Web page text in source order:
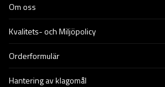
Om oss
Kvalitets- och Miljöpolicy
Orderformulär
Hantering av klagomål